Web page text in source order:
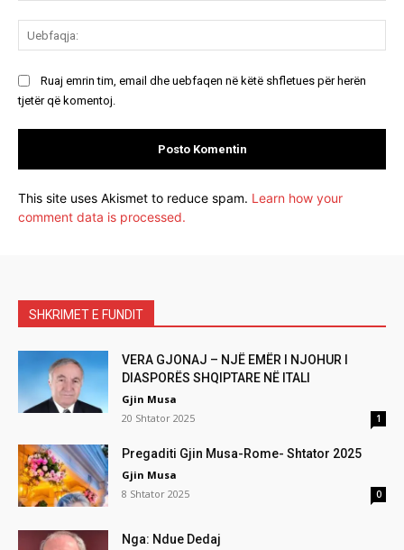
Ruaj emrin tim, email dhe uebfaqen në këtë shfletues për herën
tjetër që komentoj.
This site uses Akismet to reduce spam. Learn how your
comment data is processed.
SHKRIMET E FUNDIT
VERA GJONAJ – NJË EMËR I NJOHUR I
DIASPORËS SHQIPTARE NË ITALI
Gjin Musa
20 Shtator 2025
1
Pregaditi Gjin Musa-Rome- Shtator 2025
Gjin Musa
8 Shtator 2025
0
Nga: Ndue Dedaj